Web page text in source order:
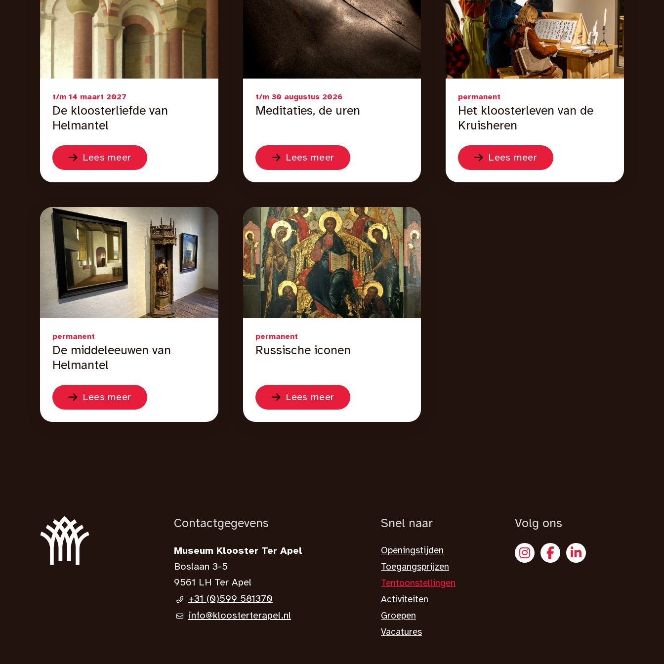
t/m 14 maart 2027
De kloosterliefde van
Helmantel
Lees meer
t/m 30 augustus 2026
Meditaties, de uren
Lees meer
permanent
Het kloosterleven van de
Kruisheren
Lees meer
permanent
De middeleeuwen van
Helmantel
Lees meer
permanent
Russische iconen
Lees meer
Contactgegevens
Museum Klooster Ter Apel
Boslaan 3-5
9561 LH Ter Apel
+31 (0)599 581370
info@kloosterterapel.nl
Snel naar
Openingstijden
Toegangsprijzen
Tentoonstellingen
Activiteiten
Groepen
Vacatures
Volg ons